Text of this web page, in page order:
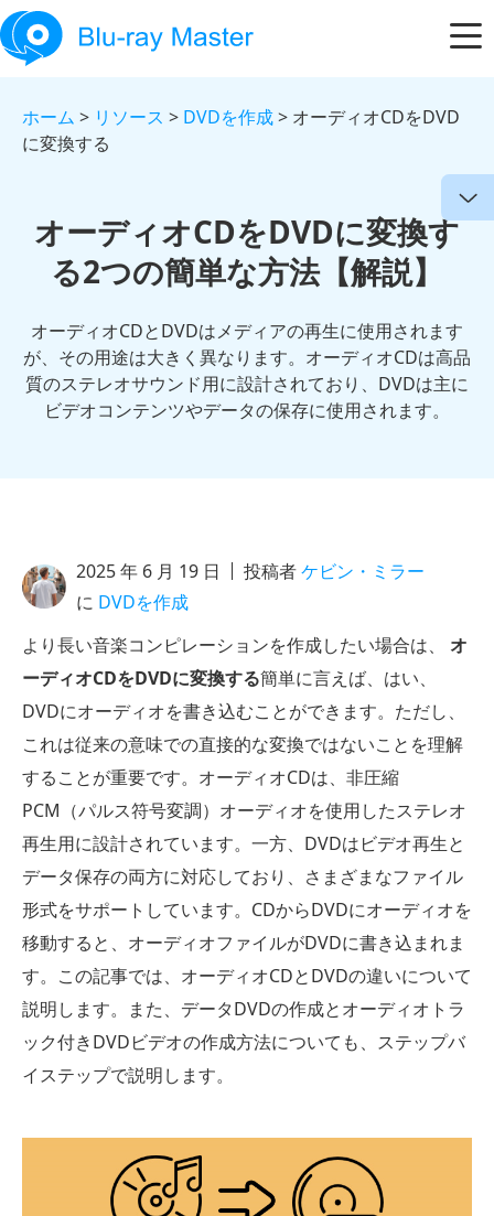
ホーム > リソース > DVDを作成> オーディオCDをDVD
に変換する
オーディオCDをDVDに変換す
る2つの簡単な方法【解説】
オーディオCDとDVDはメディアの再生に使用されます
が、その用途は大きく異なります。オーディオCDは高品
質のステレオサウンド用に設計されており、DVDは主に
ビデオコンテンツやデータの保存に使用されます。
2025 年 6 月 19 日 投稿者ケビン・ミラー
に DVDを作成
より長い音楽コンピレーションを作成したい場合は、 オ
ーディオCDをDVDに変換する簡単に言えば、はい、
DVDにオーディオを書き込むことができます。ただし、
これは従来の意味での直接的な変換ではないことを理解
することが重要です。オーディオCDは、非圧縮
PCM（パルス符号変調）オーディオを使用したステレオ
再生用に設計されています。一方、DVDはビデオ再生と
データ保存の両方に対応しており、さまざまなファイル
形式をサポートしています。CDからDVDにオーディオを
移動すると、オーディオファイルがDVDに書き込まれま
す。この記事では、オーディオCDとDVDの違いについて
説明します。また、データDVDの作成とオーディオトラ
ック付きDVDビデオの作成方法についても、ステップバ
イステップで説明します。